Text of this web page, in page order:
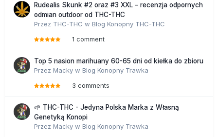
Rudealis Skunk #2 oraz #3 XXL – recenzja odpornych
odmian outdoor od THC-THC
Przez THC-THC w Blog Konopny THC-THC
1 comment
Top 5 nasion marihuany 60-65 dni od kiełka do zbioru
Przez Macky w Blog Konopny Trawka
3 comments
🌱 THC-THC - Jedyna Polska Marka z Własną
Genetyką Konopi
Przez Macky w Blog Konopny Trawka